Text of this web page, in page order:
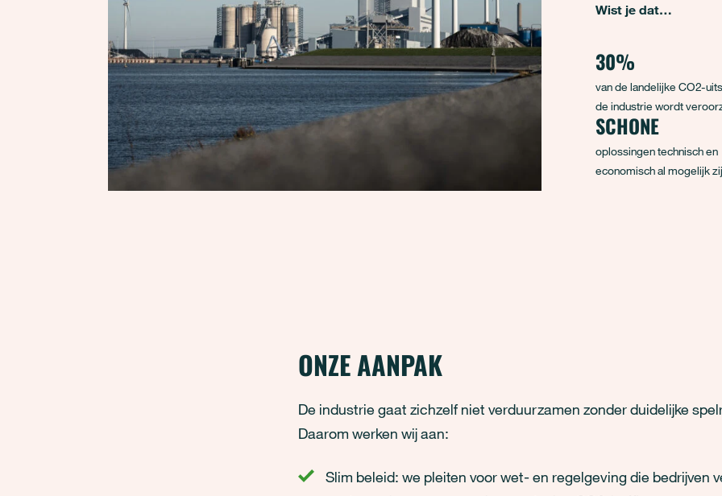
Wist je dat…
30%
van de landelijke CO2-
de industrie wordt
SCHONE
oplossingen technisch en
economisch al mogelijk
ONZE AANPAK
De industrie gaat zichzelf niet verduurzamen zonder duidelijke
Daarom werken wij aan:
Slim beleid: we pleiten voor wet- en regelgeving die bedrijven